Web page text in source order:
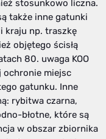
stosunkowo liczna.
także inne gatunki
kraju np. traszkę
objętego ścisłą
80. uwaga KOO
ochronie miejsc
gatunku. Inne
rybitwa czarna,
błotne, które są
w obszar zbiornika